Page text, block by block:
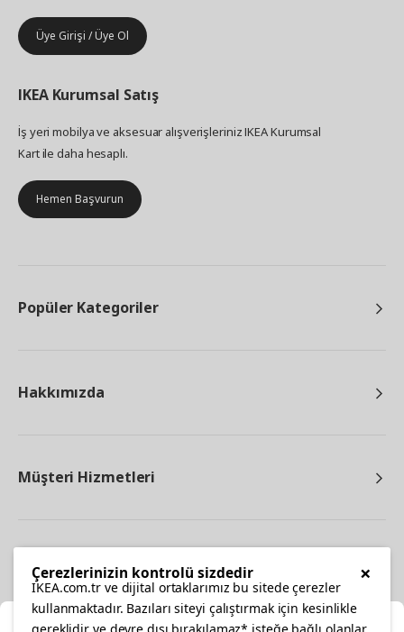
Üye Girişi / Üye Ol
IKEA Kurumsal Satış
İş yeri mobilya ve aksesuar alışverişleriniz IKEA Kurumsal
Kart ile daha hesaplı.
Hemen Başvurun
Popüler Kategoriler
Hakkımızda
Müşteri Hizmetleri
×
Çerezlerinizin kontrolü sizdedir
IKEA.com.tr ve dijital ortaklarımız bu sitede çerezler
kullanmaktadır. Bazıları siteyi çalıştırmak için kesinlikle